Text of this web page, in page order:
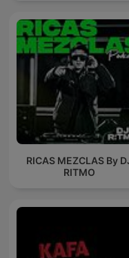
RICAS MEZCLAS By
RITMO